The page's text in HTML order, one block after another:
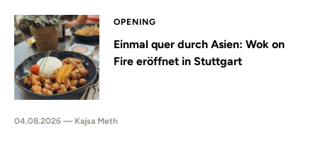
OPENING
Einmal quer durch Asien: Wok on
Fire eröffnet in Stuttgart
04.08.2026 — Kajsa Meth